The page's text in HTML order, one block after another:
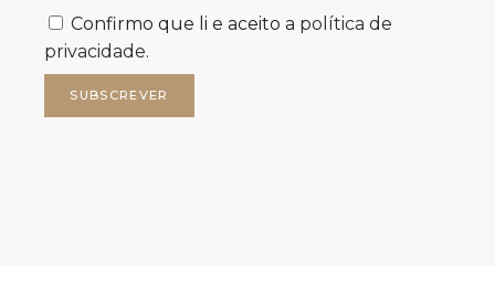
Confirmo que li e aceito a política de
privacidade.
SUBSCREVER